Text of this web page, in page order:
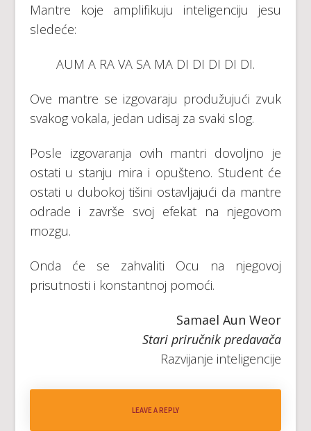
Mantre koje amplifikuju inteligenciju jesu
sledeće:
AUM A RA VA SA MA DI DI DI DI DI.
Ove mantre se izgovaraju produžujući zvuk
svakog vokala, jedan udisaj za svaki slog.
Posle izgovaranja ovih mantri dovoljno je
ostati u stanju mira i opušteno. Student će
ostati u dubokoj tišini ostavljajući da mantre
odrade i završe svoj efekat na njegovom
mozgu.
Onda će se zahvaliti Ocu na njegovoj
prisutnosti i konstantnoj pomoći.
Samael Aun Weor
Stari priručnik predavača
Razvijanje inteligencije
LEAVE A REPLY